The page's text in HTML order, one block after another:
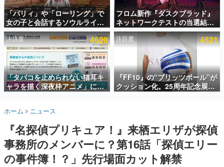
アプリセール情報
インタビュー
連載・特集一覧
殿堂入り記事
SNS拡散数が数千以上！ ページビュー数万以上！ などな
ど。多くの人々に読まれた、電ファミ渾身の“殿堂入り”記
事をまとめました。
名作ゲームクリエイターの方々に製作時のエピソードをお
きます。
赫本
この物語を解いてはいけない。『赫本』は、〈試験問題〉
の形をした短編ホラー小説集です。
「パリィ」や「ローリング」で
女の子と会話するソウルライク
恋愛ゲーム『小早川さんはソウ
ルライク』無料公開。返事に失
敗すると「YOU DIED」
フロム新作『ダスクブラッド』
ネットワークテストの当選結果
が8月7日22時に発表。応募サイ
トのマイページから確認可能、
テスト実施は8月21日～24日
注目度 4620
「タバコを止められない猫耳キ
ャラを描く深夜枠アニメ」に視
聴者の一部から批判意見。違法
て、BPOが議論を交わす
注目度 4521
『FF10』の“ブリッツボール”が
クッション化。25周年記念展
「FINAL FANTASY X
ホーム ニュース
『名探偵プリキュア！』来栖エリザが探偵
事務所のメンバーに？第16話「探偵エリー
の事件簿！？」先行場面カット解禁